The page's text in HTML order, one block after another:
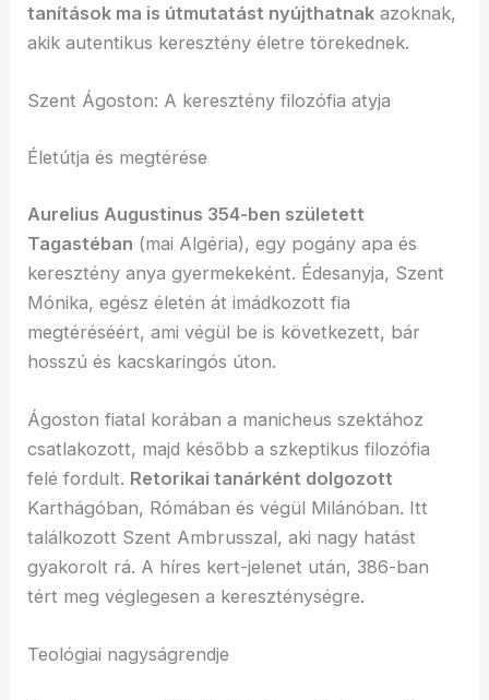
tanítások ma is útmutatást nyújthatnak azoknak,
akik autentikus keresztény életre törekednek.
Szent Ágoston: A keresztény filozófia atyja
Életútja és megtérése
Aurelius Augustinus 354-ben született
Tagastéban (mai Algéria), egy pogány apa és
keresztény anya gyermekeként. Édesanyja, Szent
Mónika, egész életén át imádkozott fia
megtéréséért, ami végül be is következett, bár
hosszú és kacskaringós úton.
Ágoston fiatal korában a manicheus szektához
csatlakozott, majd később a szkeptikus filozófia
felé fordult. Retorikai tanárként dolgozott
Karthágóban, Rómában és végül Milánóban. Itt
találkozott Szent Ambrusszal, aki nagy hatást
gyakorolt rá. A híres kert-jelenet után, 386-ban
tért meg véglegesen a kereszténységre.
Teológiai nagyságrendje